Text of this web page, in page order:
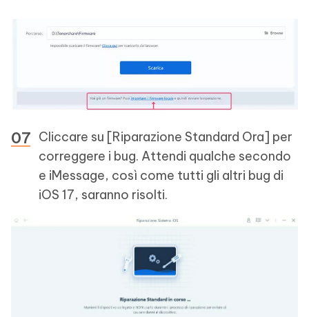
Cliccare su [Riparazione Standard Ora] per
correggere i bug. Attendi qualche secondo
e iMessage, così come tutti gli altri bug di
iOS 17, saranno risolti.